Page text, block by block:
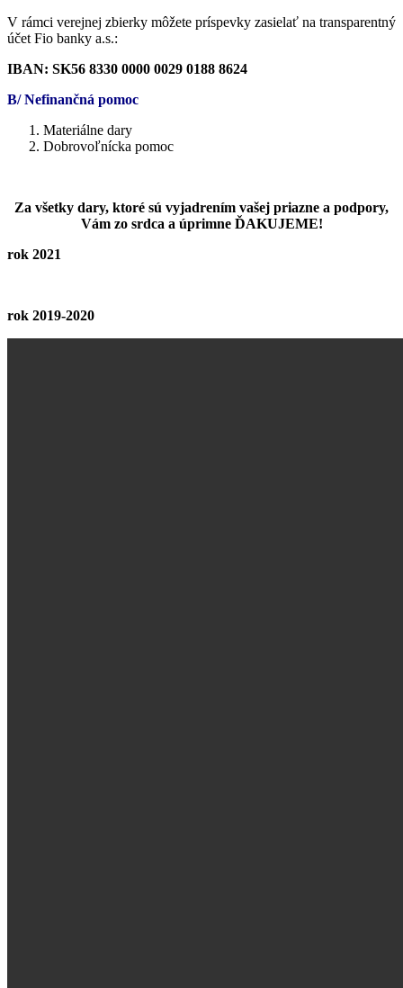
V rámci verejnej zbierky môžete príspevky zasielať na transparentný
účet Fio banky a.s.:
IBAN: SK56 8330 0000 0029 0188 8624
B/ Nefinančná pomoc
Materiálne dary
Dobrovoľnícka pomoc
Za všetky dary, ktoré sú vyjadrením vašej priazne a podpory,
Vám zo srdca a úprimne ĎAKUJEME!
rok 2021
rok 2019-2020